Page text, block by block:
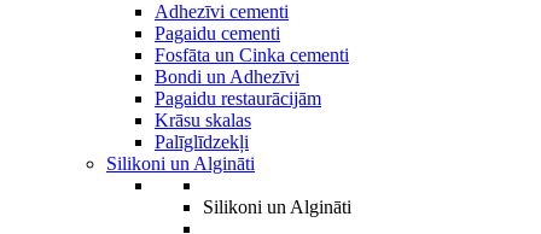
Adhezīvi cementi
Pagaidu cementi
Fosfāta un Cinka cementi
Bondi un Adhezīvi
Pagaidu restaurācijām
Krāsu skalas
Palīglīdzekļi
Silikoni un Algināti
Silikoni un Algināti